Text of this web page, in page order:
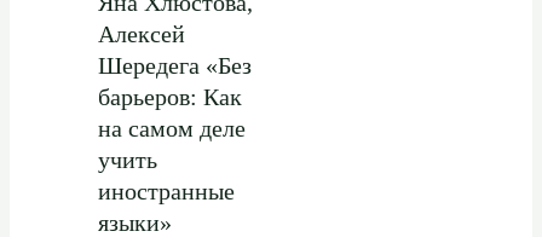
Алексей
Шередега «Без
барьеров: Как
на самом деле
учить
иностранные
языки»